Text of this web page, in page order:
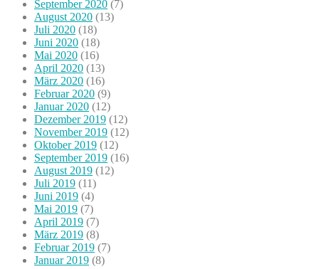
September 2020 (7)
August 2020 (13)
Juli 2020 (18)
Juni 2020 (18)
Mai 2020 (16)
April 2020 (13)
März 2020 (16)
Februar 2020 (9)
Januar 2020 (12)
Dezember 2019 (12)
November 2019 (12)
Oktober 2019 (12)
September 2019 (16)
August 2019 (12)
Juli 2019 (11)
Juni 2019 (4)
Mai 2019 (7)
April 2019 (7)
März 2019 (8)
Februar 2019 (7)
Januar 2019 (8)